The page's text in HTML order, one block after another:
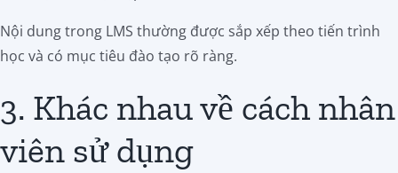
Nội dung trong LMS thường được sắp xếp theo tiến trình
học và có mục tiêu đào tạo rõ ràng.
3. Khác nhau về cách nhân
viên sử dụng